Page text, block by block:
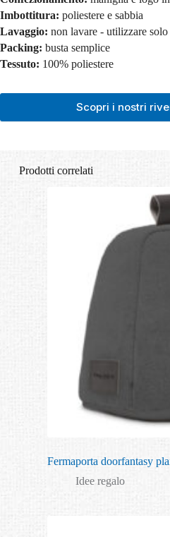
Imbottitura: poliestere e sabbia
Lavaggio: non lavare - utilizzare
Packing: busta semplice
Tessuto: 100% poliestere
Scopri i nostri
Prodotti correlati
Fermaporta doorfantasy
Idee regalo